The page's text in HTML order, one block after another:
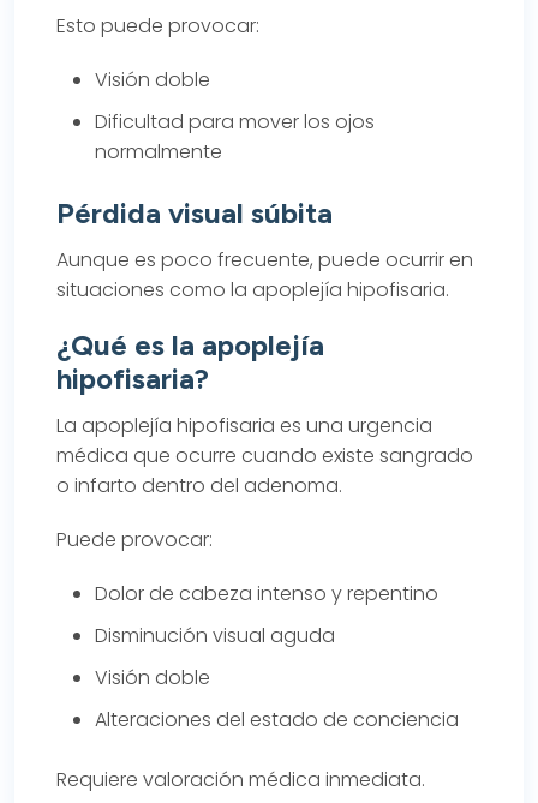
Esto puede provocar:
Visión doble
Dificultad para mover los ojos
normalmente
Pérdida visual súbita
Aunque es poco frecuente, puede ocurrir en
situaciones como la apoplejía hipofisaria.
¿Qué es la apoplejía
hipofisaria?
La apoplejía hipofisaria es una urgencia
médica que ocurre cuando existe sangrado
o infarto dentro del adenoma.
Puede provocar:
Dolor de cabeza intenso y repentino
Disminución visual aguda
Visión doble
Alteraciones del estado de conciencia
Requiere valoración médica inmediata.